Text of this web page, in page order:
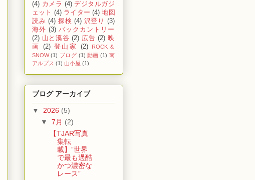
(4) カメラ (4) デジタルガジ
ェット (4) ライター (4) 地図
読み (4) 探検 (4) 沢登り
(3)
海外 (3) バックカントリー
(2) 山と溪谷 (2) 広告 (2) 映
画
(2) 登山家 (2)
ROCK &
SNOW (1) ブログ (1) 動画 (1) 南
アルプス (1) 山小屋 (1)
ブログ アーカイブ
▼ 2026 (5)
▼ 7月 (2)
【TJAR写真
集転
載】”世界
で最も過酷
かつ濃密な
レース”